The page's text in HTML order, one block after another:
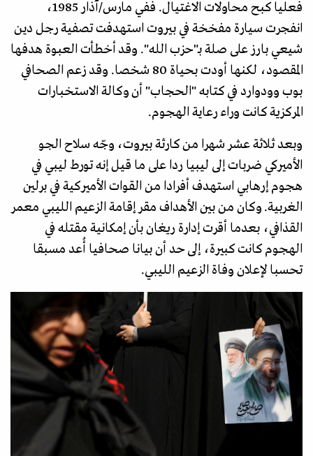
فعليا كبح محاولات الاغتيال. ففي مارس/آذار 1985،
انفجرت سيارة مفخخة في بيروت استهدفت تصفية رجل دين
شيعي بارز على صلة بـ"حزب الله". وقد أخطأت العبوة هدفها
المقصود، لكنها أودت بحياة 80 شخصا. وقد زعم الصحافي
بوب وودوارد في كتابه "الحجاب" أن وكالة الاستخبارات
المركزية كانت وراء رعاية الهجوم.
وبعد ثلاثة عشر شهرا من كارثة بيروت، وجّه سلاح الجو
الأميركي ضربات إلى ليبيا ردا على ما قيل إنه تورط ليبي في
هجوم إرهابي استهدف أفرادا من القوات الأميركية في برلين
الغربية. وكان من بين الأهداف مقر إقامة الزعيم الليبي معمر
القذافي، بعدما أقرت إدارة ريغان بأن إمكانية مقتله في
الهجوم كانت كبيرة، إلى حد أن بيانا صحافيا أُعد مسبقا
تحسبا لإعلان وفاة الزعيم الليبي.